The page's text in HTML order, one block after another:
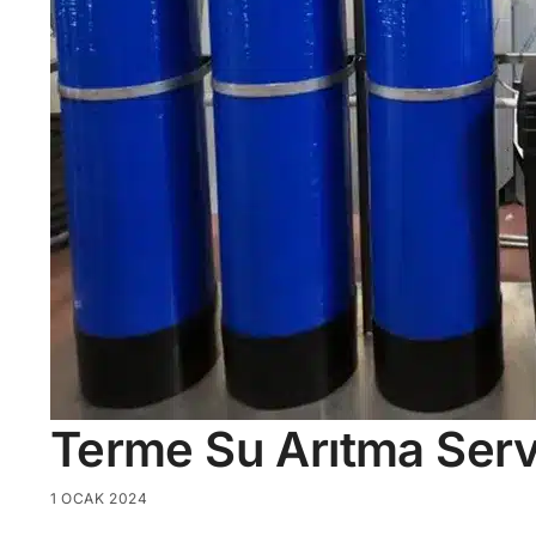
Terme Su Arıtma
1 OCAK 2024